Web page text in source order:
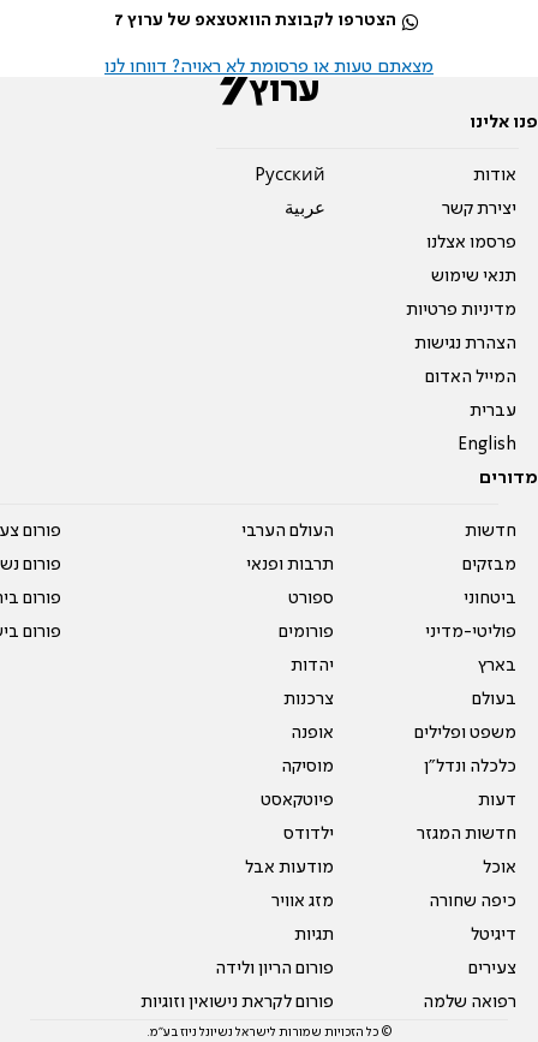
הצטרפו לקבוצת הוואטצאפ של ערוץ 7
מצאתם טעות או פרסומת לא ראויה? דווחו לנו
פנו אלינו
אודות
יצירת קשר
פרסמו אצלנו
תנאי שימוש
מדיניות פרטיות
הצהרת נגישות
המייל האדום
עברית
English
Pусский
عربية
מדורים
חדשות
מבזקים
ביטחוני
פוליטי-מדיני
בארץ
בעולם
משפט ופלילים
כלכלה ונדל"ן
דעות
חדשות המגזר
אוכל
כיפה שחורה
דיגיטל
צעירים
רפואה שלמה
העולם הערבי
תרבות ופנאי
ספורט
פורומים
יהדות
צרכנות
אופנה
מוסיקה
פיוטקאסט
ילדודס
מודעות אבל
מזג אוויר
תגיות
פורום הריון ולידה
פורום לקראת נישואין וזוגיות
פורום
פורום
פורום
פורום
© כל הזכויות שמורות לישראל נשיונל ניוז בע"מ.